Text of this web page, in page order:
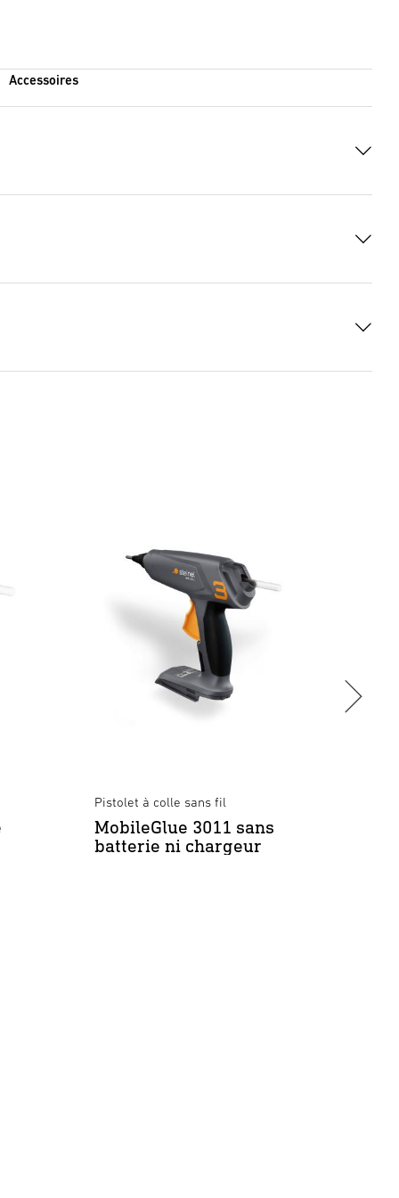
Accessoires
Pistolet à colle sans fil
MobileGlue 3011 sans
batterie ni chargeur